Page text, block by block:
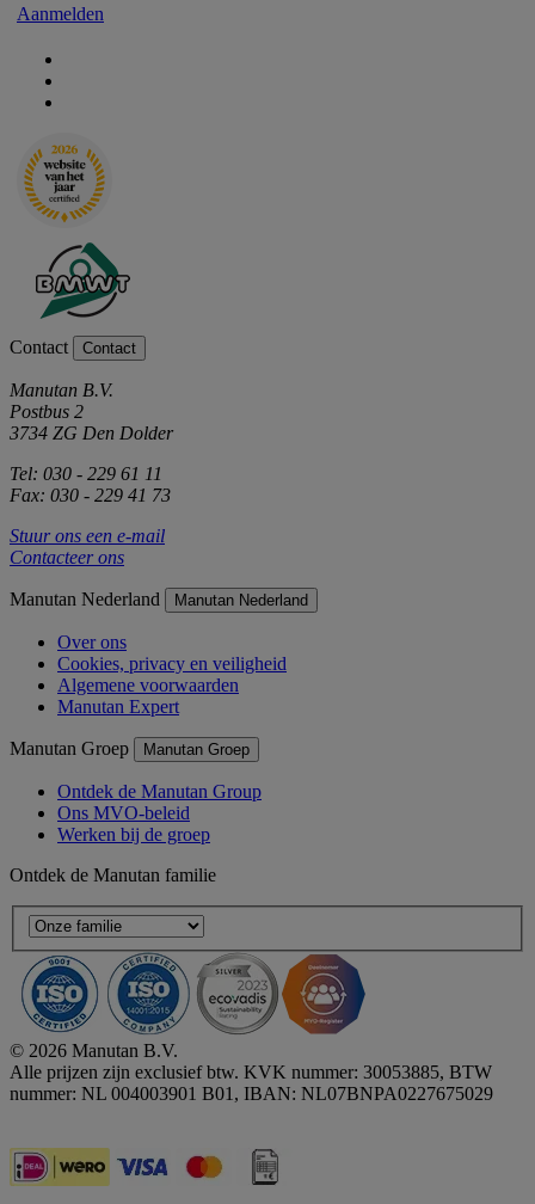
Aanmelden
Contact Contact
Manutan B.V.
Postbus 2
3734 ZG Den Dolder
Tel: 030 - 229 61 11
Fax: 030 - 229 41 73
Stuur ons een e-mail
Contacteer ons
Manutan Nederland Manutan Nederland
Over ons
Cookies, privacy en veiligheid
Algemene voorwaarden
Manutan Expert
Manutan Groep Manutan Groep
Ontdek de Manutan Group
Ons MVO-beleid
Werken bij de groep
Ontdek de Manutan familie
© 2026 Manutan B.V.
Alle prijzen zijn exclusief btw. KVK nummer: 30053885, BTW
nummer: NL 004003901 B01, IBAN: NL07BNPA0227675029